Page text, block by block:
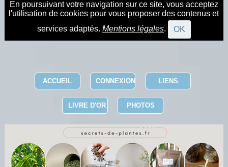
En poursuivant votre navigation sur ce site, vous acceptez
l'utilisation de cookies pour vous proposer des contenus et
services adaptés. Mentions légales. OK
ACCUEIL CONNEXION LIENS
LIVRE D'OR PHOTOS